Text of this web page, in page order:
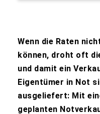
Wenn die Raten
können, droht oft
und damit ein
Eigentümer in Not
ausgeliefert: Mit
geplanten